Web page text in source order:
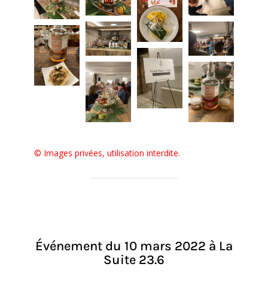
© Images privées, utilisation interdite.
Événement du 10 mars 2022 à La
Suite 23.6